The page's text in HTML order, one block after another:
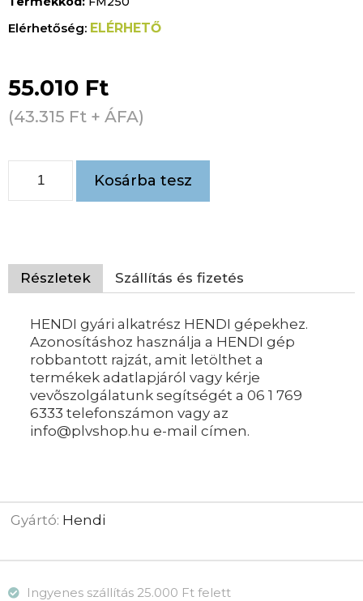
ELÉRHETŐ
55.010 Ft
(43.315 Ft + ÁFA)
Kosárba tesz
Részletek Szállítás és fizetés
HENDI gyári alkatrész HENDI gépekhez.
Azonosításhoz használja a HENDI gép
robbantott rajzát, amit letölthet a
termékek adatlapjáról vagy kérje
vevõszolgálatunk segítségét a 06 1 769
6333 telefonszámon vagy az
info@plvshop.hu e-mail címen.
Gyártó: Hendi
Ingyenes szállítás 25.000 Ft felett